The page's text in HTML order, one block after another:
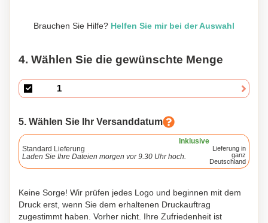
Brauchen Sie Hilfe? Helfen Sie mir bei der Auswahl
4. Wählen Sie die gewünschte Menge
5. Wählen Sie Ihr Versanddatum
Inklusive
Standard Lieferung
Laden Sie Ihre Dateien morgen vor 9.30 Uhr hoch.
Lieferung in
ganz
Deutschland
Keine Sorge! Wir prüfen jedes Logo und beginnen mit dem
Druck erst, wenn Sie dem erhaltenen Druckauftrag
zugestimmt haben. Vorher nicht. Ihre Zufriedenheit ist